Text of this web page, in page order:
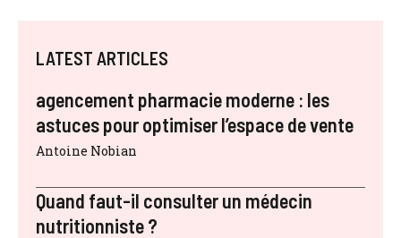
LATEST ARTICLES
agencement pharmacie moderne : les
astuces pour optimiser l’espace de vente
Antoine Nobian
Quand faut-il consulter un médecin
nutritionniste ?